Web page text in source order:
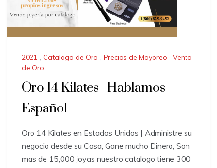
2021 , Catalogo de Oro , Precios de Mayoreo , Venta
de Oro
Oro 14 Kilates | Hablamos
Español
Oro 14 Kilates en Estados Unidos | Administre su
negocio desde su Casa, Gane mucho Dinero, Son
mas de 15,000 joyas nuestro catalogo tiene 300